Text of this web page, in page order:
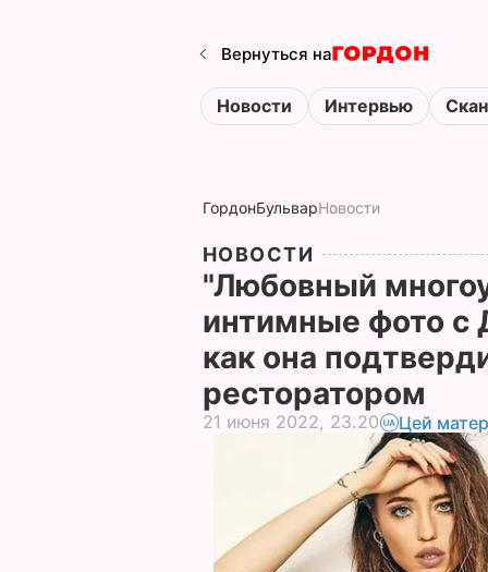
Вернуться на
Новости Интервью
ГордонБульварНовости
НОВОСТИ
"Любовный
интимные фото с
как она
ресторатором
21 июня 2022, 23.20 Цей